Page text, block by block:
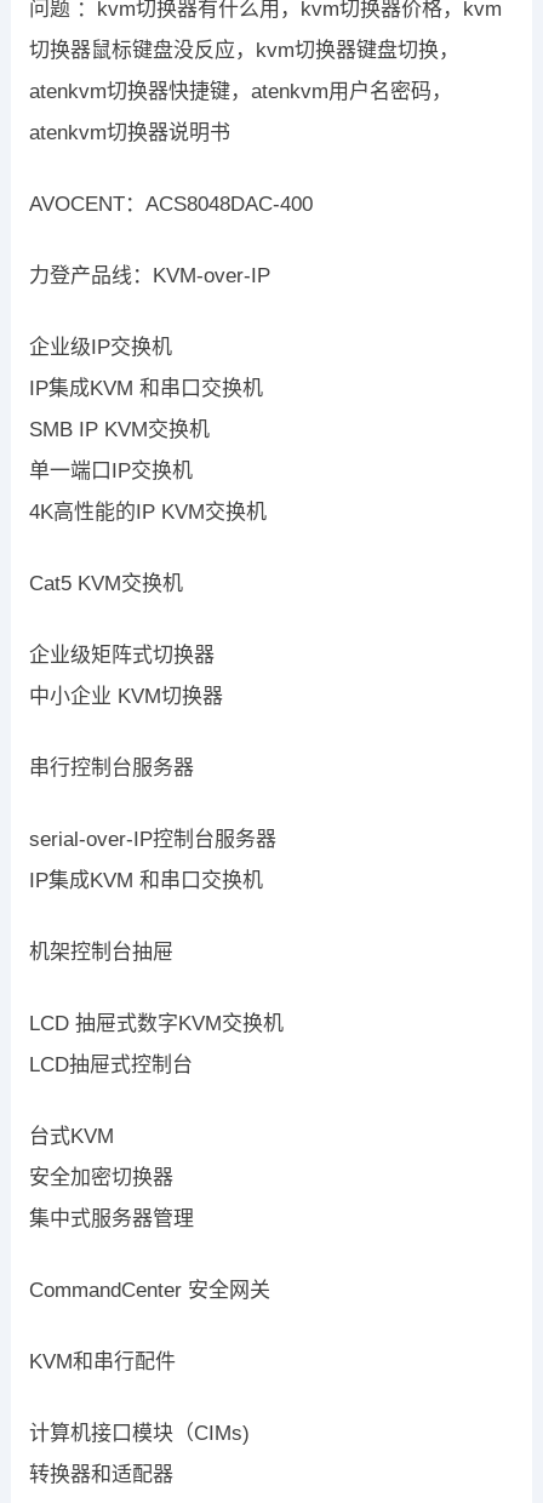
问题 ：kvm切换器有什么用，kvm切换器价格，kvm
切换器鼠标键盘没反应，kvm切换器键盘切换，
atenkvm切换器快捷键，atenkvm用户名密码，
atenkvm切换器说明书
AVOCENT：ACS8048DAC-400
力登产品线：KVM-over-IP
企业级IP交换机
IP集成KVM 和串口交换机
SMB IP KVM交换机
单一端口IP交换机
4K高性能的IP KVM交换机
Cat5 KVM交换机
企业级矩阵式切换器
中小企业 KVM切换器
串行控制台服务器
serial-over-IP控制台服务器
IP集成KVM 和串口交换机
机架控制台抽屉
LCD 抽屉式数字KVM交换机
LCD抽屉式控制台
台式KVM
安全加密切换器
集中式服务器管理
CommandCenter 安全网关
KVM和串行配件
计算机接口模块（CIMs)
转换器和适配器